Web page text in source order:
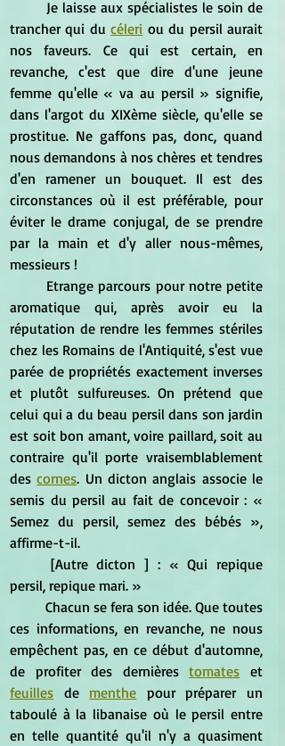
trancher qui du céleri ou du persil aurait
nos faveurs. Ce qui est certain, en
revanche, c'est que dire d'une jeune
femme qu'elle « va au persil » signifie,
dans l'argot du XIXème siècle, qu'elle se
prostitue. Ne gaffons pas, donc, quand
nous demandons à nos chères et tendres
d'en ramener un bouquet. Il est des
circonstances où il est préférable, pour
éviter le drame conjugal, de se prendre
par la main et d'y aller nous-mêmes,
messieurs !
aromatique qui, après avoir eu la
réputation de rendre les femmes stériles
chez les Romains de l'Antiquité, s'est vue
parée de propriétés exactement inverses
et plutôt sulfureuses. On prétend que
celui qui a du beau persil dans son jardin
est soit bon amant, voire paillard, soit au
contraire qu'il porte vraisemblablement
des cornes. Un dicton anglais associe le
semis du persil au fait de concevoir : «
Semez du persil, semez des bébés »,
affirme-t-il.
persil, repique mari. »
ces informations, en revanche, ne nous
empêchent pas, en ce début d'automne,
de profiter des dernières tomates
feuilles de menthe pour préparer un
taboulé à la libanaise où le persil entre
en telle quantité qu'il n'y a quasiment